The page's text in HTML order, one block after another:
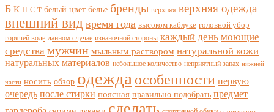
Б К П С Т белый цвет белье бренды верхняя верхняя одежда
внешний вид время года высоком каблуке головной убор
горячей воде данном случае изнаночной стороны каждый день моющие
средства мужчин мыльным раствором натуральной кожи
натуральных материалов небольшое количество неприятный запах нижней
части носить обзор одежда особенности первую
очередь после стирки поясная правильно подобрать предмет